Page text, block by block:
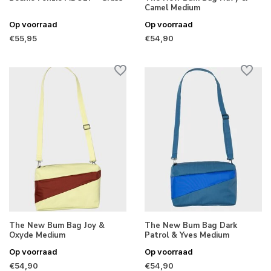
Op voorraad
€55,95
Camel Medium
Op voorraad
€54,90
The New Bum Bag Joy &
Oxyde Medium
Op voorraad
€54,90
The New Bum Bag Dark
Patrol & Yves Medium
Op voorraad
€54,90